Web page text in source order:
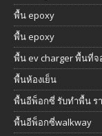
พื้น epoxy
พื้น epoxy
พื้น ev charger พื้นที่
พื้นห้องเย็น
พื้นอีพ็อกซี่ รับทำพื้น ร
พื้นอีพ็อกซี่walkway